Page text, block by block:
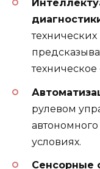
рулевом
условиях.
Сенсорные